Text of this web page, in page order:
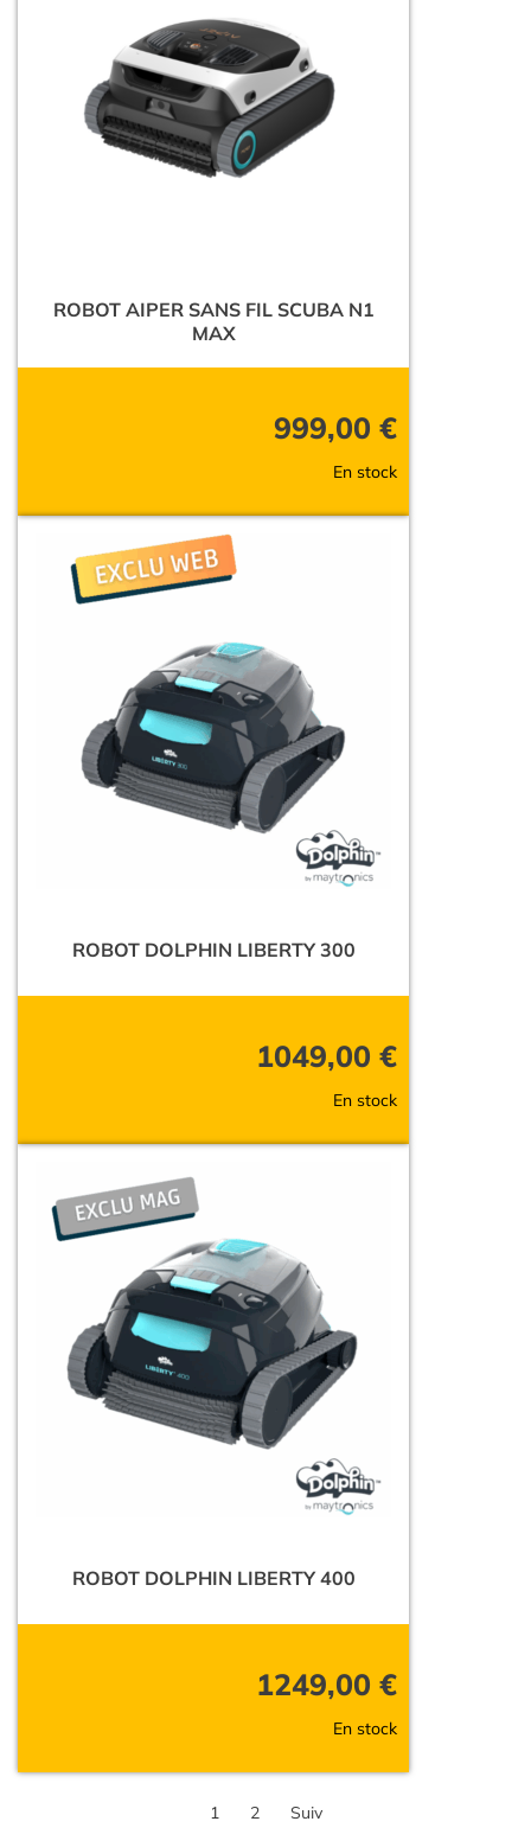
ROBOT AIPER SANS FIL SCUBA N1
MAX
999,00 €
En stock
ROBOT DOLPHIN LIBERTY 300
1049,00 €
En stock
ROBOT DOLPHIN LIBERTY 400
1249,00 €
En stock
1 2 Suiv